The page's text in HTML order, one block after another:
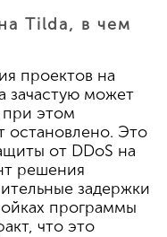
Tilda, в чем
проектов на
зачастую может
при этом
остановлено. Это
от DDoS на
решения
задержки
программы
что это